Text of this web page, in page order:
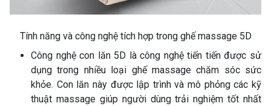
Tính năng và công nghệ tích hợp trong ghế massage 5D
Công nghệ con lăn 5D là công nghệ tiến tiến được sử
dụng trong nhiều loại ghế massage chăm sóc sức
khỏe. Con lăn này được lập trình và mô phỏng các kỹ
thuật massage giúp người dùng trải nghiệm tốt nhất